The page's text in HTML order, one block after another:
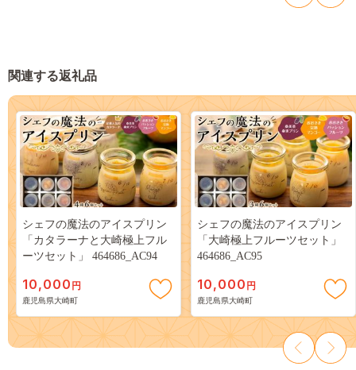
関連する返礼品
シェフの魔法のアイスプリン
「カタラーナと大崎極上フル
ーツセット」 464686_AC94
10,000 円
鹿児島県大崎町
シェフの魔法のアイスプリン
「大崎極上フルーツセット」
464686_AC95
10,000 円
鹿児島県大崎町